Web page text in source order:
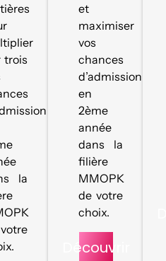
trois
la
et
maximiser
vos
chances
d’admission
en
2ème
année
dans la
filière
MMOPK
de votre
choix.
Découvrir